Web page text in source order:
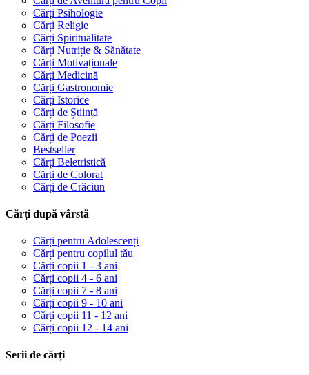
Cărți Psihologie
Cărți Religie
Cărți Spiritualitate
Cărți Nutriție & Sănătate
Cărți Motivaționale
Cărți Medicină
Cărți Gastronomie
Cărți Istorice
Cărți de Știință
Cărți Filosofie
Cărți de Poezii
Bestseller
Cărți Beletristică
Cărți de Colorat
Cărți de Crăciun
Cărți după vârstă
Cărți pentru Adolescenți
Cărți pentru copilul tău
Cărți copii 1 - 3 ani
Cărți copii 4 - 6 ani
Cărți copii 7 - 8 ani
Cărți copii 9 - 10 ani
Cărți copii 11 - 12 ani
Cărți copii 12 - 14 ani
Serii de cărți